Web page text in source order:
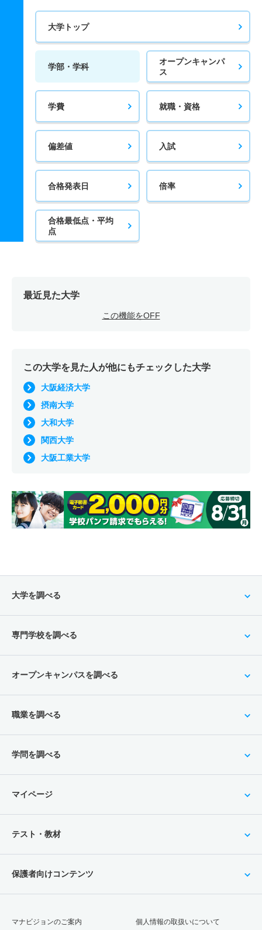
大学トップ
学部・学科
オープンキャンパ
ス
学費 就職・資格
偏差値 入試
合格発表日 倍率
合格最低点・平均
点
最近見た大学
この機能をOFF
この大学を見た人が他にもチェックした大学
大阪経済大学
摂南大学
大和大学
関西大学
大阪工業大学
大学を調べる
専門学校を調べる
オープンキャンパスを調べる
職業を調べる
学問を調べる
マイページ
テスト・教材
保護者向けコンテンツ
マナビジョンのご案内 個人情報の取扱いについて